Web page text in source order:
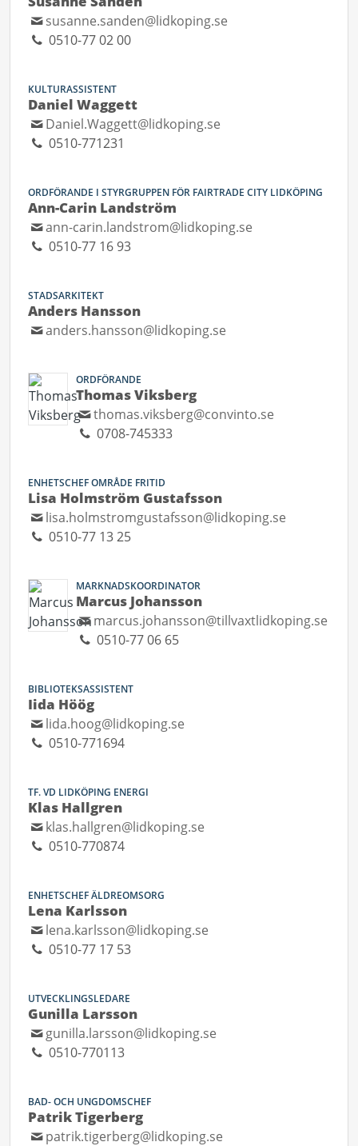
susanne.sanden@lidkoping.se
0510-77 02 00
KULTURASSISTENT
Daniel Waggett
Daniel.Waggett@lidkoping.se
0510-771231
ORDFÖRANDE I STYRGRUPPEN FÖR FAIRTRADE CITY LIDKÖPING
Ann-Carin Landström
ann-carin.landstrom@lidkoping.se
0510-77 16 93
STADSARKITEKT
Anders Hansson
anders.hansson@lidkoping.se
ORDFÖRANDE
Thomas Viksberg
thomas.viksberg@convinto.se
0708-745333
ENHETSCHEF OMRÅDE FRITID
Lisa Holmström Gustafsson
lisa.holmstromgustafsson@lidkoping.se
0510-77 13 25
MARKNADSKOORDINATOR
Marcus Johansson
marcus.johansson@tillvaxtlidkoping.se
0510-77 06 65
BIBLIOTEKSASSISTENT
Iida Höög
lida.hoog@lidkoping.se
0510-771694
TF. VD LIDKÖPING ENERGI
Klas Hallgren
klas.hallgren@lidkoping.se
0510-770874
ENHETSCHEF ÄLDREOMSORG
Lena Karlsson
lena.karlsson@lidkoping.se
0510-77 17 53
UTVECKLINGSLEDARE
Gunilla Larsson
gunilla.larsson@lidkoping.se
0510-770113
BAD- OCH UNGDOMSCHEF
Patrik Tigerberg
patrik.tigerberg@lidkoping.se